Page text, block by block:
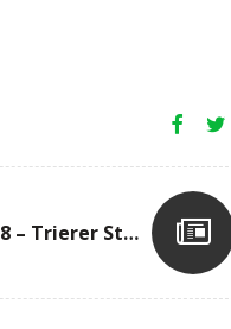
24.06.2018 – Trierer Stadtlauf (D)